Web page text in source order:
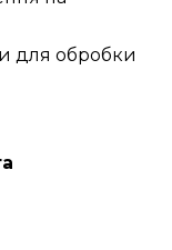
для обробки